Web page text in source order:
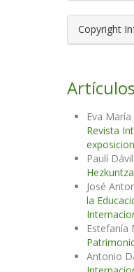
Copyright
Eva
Revista
Paulí
José
la
Estefanía
Antonio